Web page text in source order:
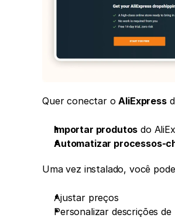
Quer conectar o AliExpress
Importar produtos do
Automatizar processos-
Uma vez instalado, você
Ajustar preços
Personalizar descrições